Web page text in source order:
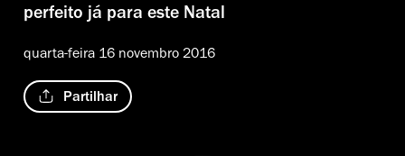
perfeito já para este Natal
quarta-feira 16 novembro 2016
Partilhar